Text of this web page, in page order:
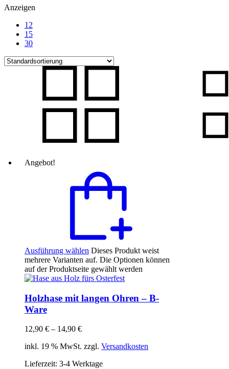
Anzeigen
12
15
30
Angebot!
Ausführung wählen Dieses Produkt weist
mehrere Varianten auf. Die Optionen können
auf der Produktseite gewählt werden
Holzhase mit langen Ohren – B-
Ware
12,90 € – 14,90 €
inkl. 19 % MwSt. zzgl. Versandkosten
Lieferzeit: 3-4 Werktage